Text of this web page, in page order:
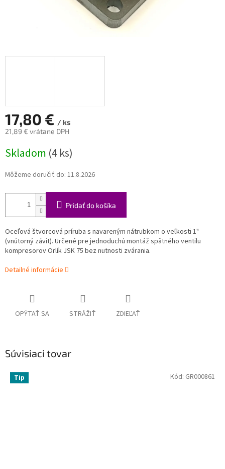
17,80 € / ks
21,89 € vrátane DPH
cena:
Skladom (4 ks)
Môžeme doručiť do: 11.8.2026
Pridať do košíka
Oceľová štvorcová príruba s navareným nátrubkom o veľkosti 1"
(vnútorný závit). Určené pre jednoduchú montáž spätného ventilu
kompresorov Orlík JSK 75 bez nutnosti zvárania.
Detailné informácie
OPÝTAŤ SA STRÁŽIŤ ZDIEĽAŤ
Súvisiaci tovar
Tip Kód: GR000861